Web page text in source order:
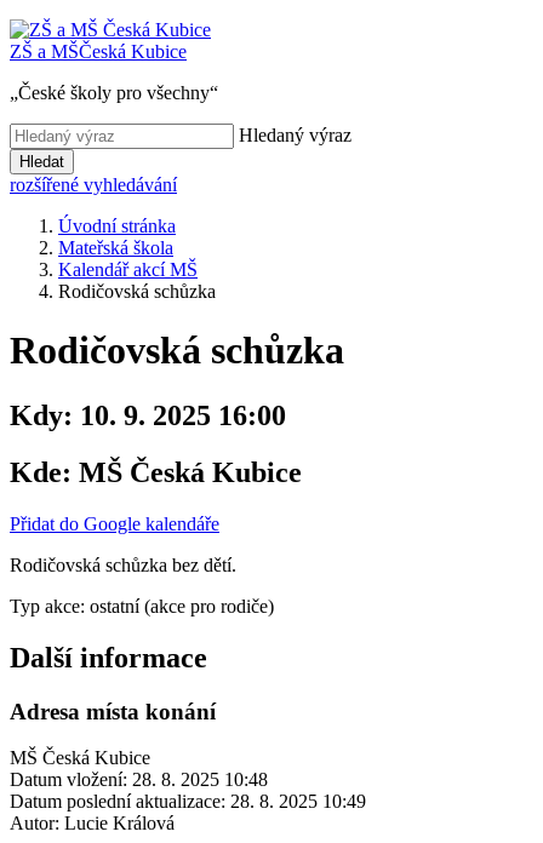
ZŠ a MŠČeská Kubice
„České školy pro všechny“
Hledaný výraz
Hledat
rozšířené vyhledávání
Úvodní stránka
Mateřská škola
Kalendář akcí MŠ
Rodičovská schůzka
Rodičovská schůzka
Kdy: 10. 9. 2025 16:00
Kde: MŠ Česká Kubice
Přidat do Google kalendáře
Rodičovská schůzka bez dětí.
Typ akce: ostatní (akce pro rodiče)
Další informace
Adresa místa konání
MŠ Česká Kubice
Datum vložení: 28. 8. 2025 10:48
Datum poslední aktualizace: 28. 8. 2025 10:49
Autor: Lucie Králová